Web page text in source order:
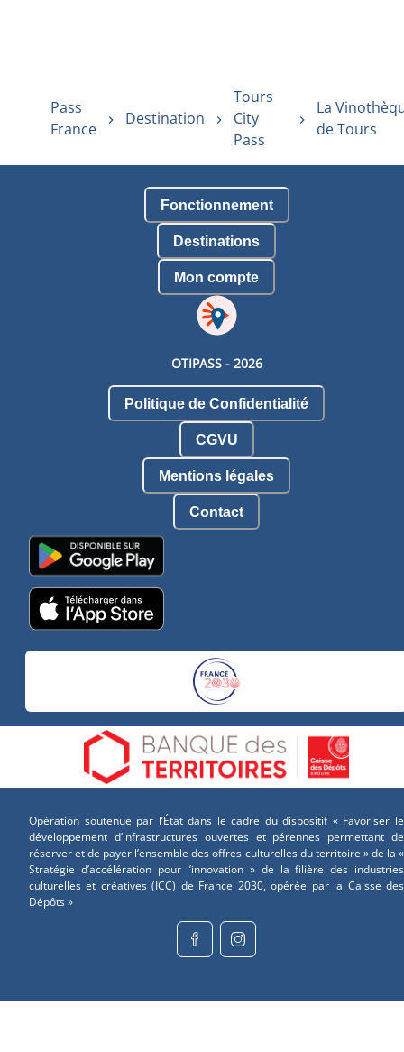
Pass
France
Destination
Tours
City
Pass
La
de Tours
Fonctionnement
Destinations
Mon compte
OTIPASS - 2026
Politique de Confidentialité
CGVU
Mentions légales
Contact
Opération soutenue par l’État dans le cadre du dispositif « Favoriser le
développement d’infrastructures ouvertes et pérennes permettant de
réserver et de payer l’ensemble des offres culturelles du territoire » de la «
Stratégie d’accélération pour l’innovation » de la filière des industries
culturelles et créatives (ICC) de France 2030, opérée par la Caisse des
Dépôts »